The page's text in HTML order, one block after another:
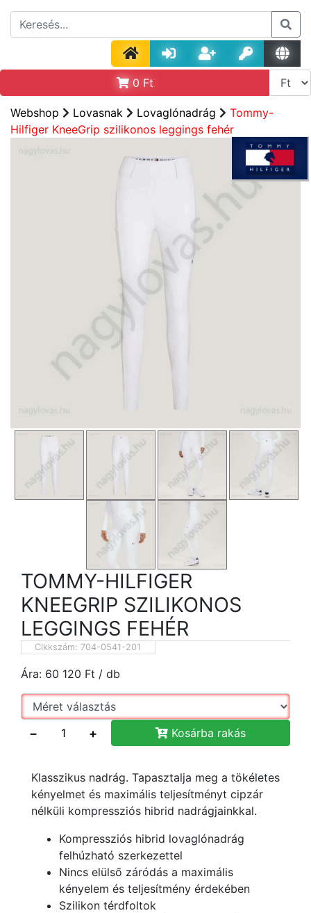
0 Ft
Webshop Lovasnak Lovaglónadrág
Tommy-
Hilfiger KneeGrip szilikonos leggings fehér
TOMMY-HILFIGER
KNEEGRIP SZILIKONOS
LEGGINGS FEHÉR
Cikkszám: 704-0541-201
Ára: 60 120 Ft / db
− + Kosárba rakás
Klasszikus nadrág. Tapasztalja meg a tökéletes
kényelmet és maximális teljesítményt cipzár
nélküli kompressziós hibrid nadrágjainkkal.
Kompressziós hibrid lovaglónadrág
felhúzható szerkezettel
Nincs elülső záródás a maximális
kényelem és teljesítmény érdekében
Szilikon térdfoltok